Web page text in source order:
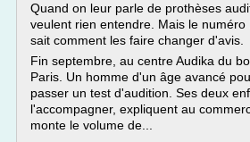
Quand on leur parle de prothèses
veulent rien entendre. Mais le
sait comment les faire changer d'avis.
Fin septembre, au centre Audika du
Paris. Un homme d'un âge avancé
passer un test d'audition. Ses deux
l'accompagner, expliquent au
monte le volume de...